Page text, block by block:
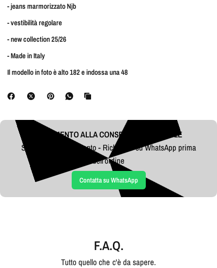
- jeans marmorizzato Njb
- vestibilità regolare
- new collection 25/26
- Made in Italy
Il modello in foto è alto 182 e indossa una 48
PAGAMENTO ALLA CONSEGNA DISPONIBILE
Sblocca il 10% di sconto - Richiedilo su WhatsApp prima
dell’ordine
Contatta su WhatsApp
F.A.Q.
Tutto quello che c'è da sapere.